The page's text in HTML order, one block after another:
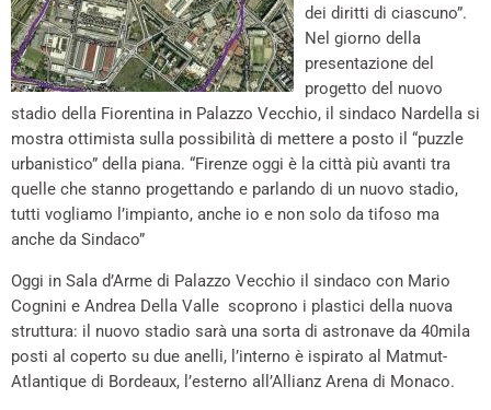
dei diritti di ciascuno”.
Nel giorno della
presentazione del
progetto del nuovo
stadio della Fiorentina in Palazzo Vecchio, il sindaco Nardella si
mostra ottimista sulla possibilità di mettere a posto il “puzzle
urbanistico” della piana. “Firenze oggi è la città più avanti tra
quelle che stanno progettando e parlando di un nuovo stadio,
tutti vogliamo l’impianto, anche io e non solo da tifoso ma
anche da Sindaco”
Oggi in Sala d’Arme di Palazzo Vecchio il sindaco con Mario
Cognini e Andrea Della Valle scoprono i plastici della nuova
struttura: il nuovo stadio sarà una sorta di astronave da 40mila
posti al coperto su due anelli, l’interno è ispirato al Matmut-
Atlantique di Bordeaux, l’esterno all’Allianz Arena di Monaco.